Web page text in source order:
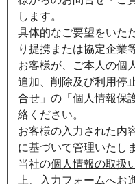
します。
具体的なご要望をいた
り提携または協定企業
お客様が、ご本人の個
追加、削除及び利用停
合せ」の「個人情報保
絡ください。
お客様の入力された内
に基づいて管理いたし
当社の個人情報の取扱
上、入力フォームへお